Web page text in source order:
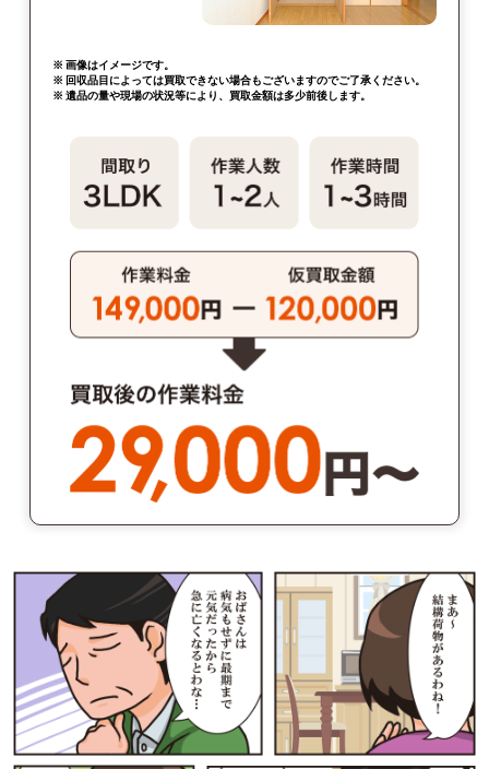
※ 画像はイメージです。
※ 回収品目によっては買取できない場合もございますのでご了承ください。
※ 遺品の量や現場の状況等により、買取金額は多少前後します。